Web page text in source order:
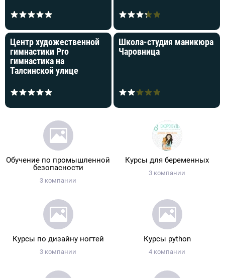
Центр художественной
гимнастики Pro
гимнастика на
Талсинской улице
Школа-студия маникюра
Чаровница
Обучение по промышленной
безопасности
3 компании
Курсы для беременных
3 компании
Курсы по дизайну ногтей
3 компании
Курсы python
4 компании